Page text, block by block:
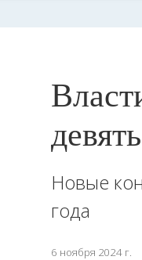
Новые
года
6 ноября 2024 г.